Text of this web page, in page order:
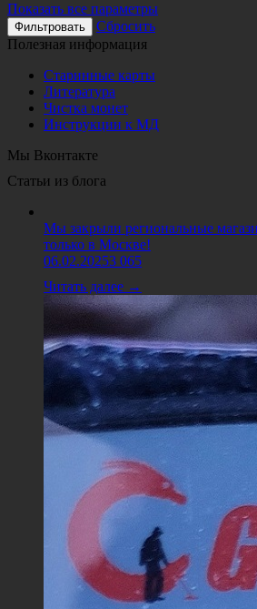
Показать все параметры
Сбросить
Полезная информация
Старинные карты
Литература
Чистка монет
Инструкции к МД
Мы Вконтакте
Статьи из блога
Мы закрыли региональные
только в Москве!
06.02.20253 065
Читать далее →